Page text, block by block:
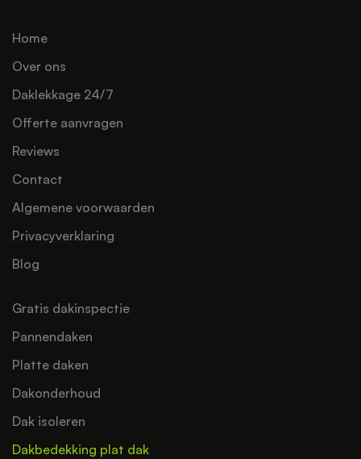
Home
Over ons
Daklekkage 24/7
Offerte aanvragen
Reviews
Contact
Algemene voorwaarden
Privacyverklaring
Blog
Gratis dakinspectie
Pannendaken
Platte daken
Dakonderhoud
Dak isoleren
Dakbedekking plat dak